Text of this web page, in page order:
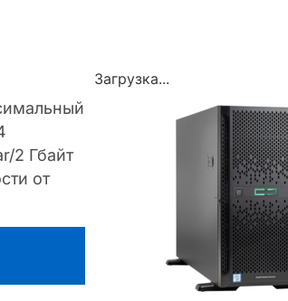
2 Гбайт
от
Загрузка...